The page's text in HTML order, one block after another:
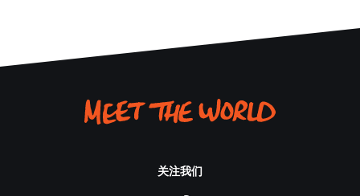
关注我们